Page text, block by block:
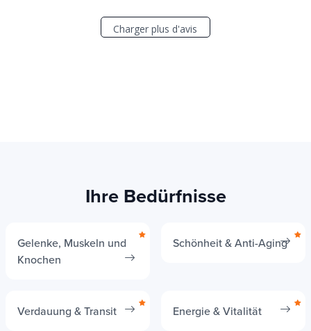
Charger plus d'avis
Ihre Bedürfnisse
Gelenke, Muskeln und
Knochen
Schönheit & Anti-Aging
Verdauung & Transit Energie & Vitalität